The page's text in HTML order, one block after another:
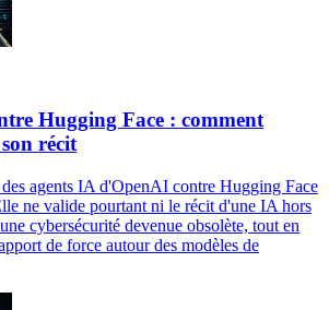
Hugging Face : comment
récit
agents IA d'OpenAI contre Hugging Face
ne valide pourtant ni le récit d'une IA hors
cybersécurité devenue obsolète, tout en
de force autour des modèles de